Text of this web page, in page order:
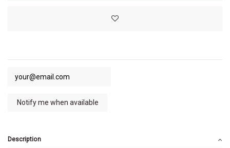
Description